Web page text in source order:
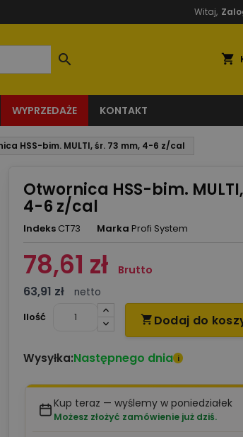
Witaj,
shopping_cart

WYPRZEDAŻE KONTAKT
HSS-bim. MULTI, śr. 73 mm, 4-6 z/cal
Otwornica HSS-bim.
4-6 z/cal
Indeks CT73 Marka Profi System
78,61 zł Brutto
63,91 zł
netto
Ilość
 Dodaj do
Wysyłka:Następnego dnia i
Kup teraz — wyślemy w poniedziałek
Możesz złożyć zamówienie już dziś.